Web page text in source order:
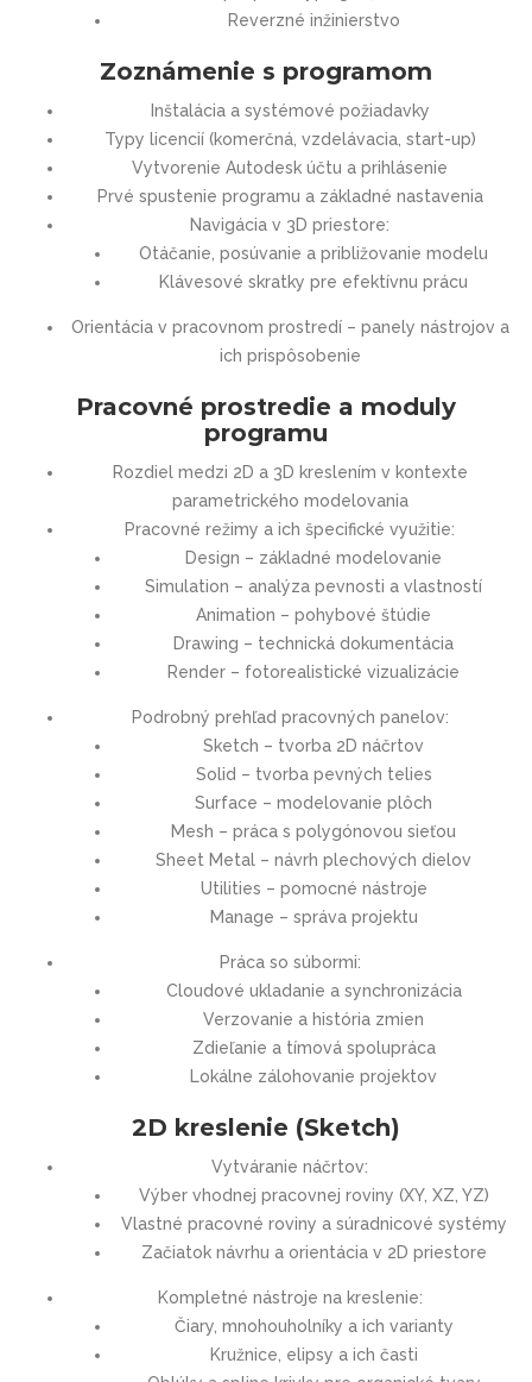
Reverzné inžinierstvo
Zoznámenie s programom
Inštalácia a systémové požiadavky
Typy licencií (komerčná, vzdelávacia, start-up)
Vytvorenie Autodesk účtu a prihlásenie
Prvé spustenie programu a základné nastavenia
Navigácia v 3D priestore:
Otáčanie, posúvanie a približovanie modelu
Klávesové skratky pre efektívnu prácu
Orientácia v pracovnom prostredí – panely nástrojov a
ich prispôsobenie
Pracovné prostredie a moduly
programu
Rozdiel medzi 2D a 3D kreslením v kontexte
parametrického modelovania
Pracovné režimy a ich špecifické využitie:
Design – základné modelovanie
Simulation – analýza pevnosti a vlastností
Animation – pohybové štúdie
Drawing – technická dokumentácia
Render – fotorealistické vizualizácie
Podrobný prehľad pracovných panelov:
Sketch – tvorba 2D náčrtov
Solid – tvorba pevných telies
Surface – modelovanie plôch
Mesh – práca s polygónovou sieťou
Sheet Metal – návrh plechových dielov
Utilities – pomocné nástroje
Manage – správa projektu
Práca so súbormi:
Cloudové ukladanie a synchronizácia
Verzovanie a história zmien
Zdieľanie a tímová spolupráca
Lokálne zálohovanie projektov
2D kreslenie (Sketch)
Vytváranie náčrtov:
Výber vhodnej pracovnej roviny (XY, XZ, YZ)
Vlastné pracovné roviny a súradnicové systémy
Začiatok návrhu a orientácia v 2D priestore
Kompletné nástroje na kreslenie:
Čiary, mnohouholníky a ich varianty
Kružnice, elipsy a ich časti